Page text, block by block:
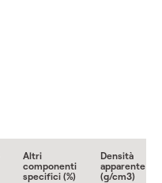
Altri
componenti
specifici (%)
Densità
apparente
(g/cm3)